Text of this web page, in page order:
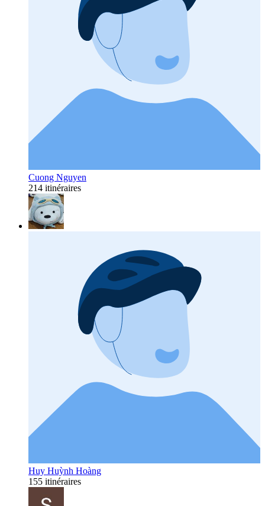
Cuong Nguyen
214 itinéraires
Huy Huỳnh Hoàng
155 itinéraires